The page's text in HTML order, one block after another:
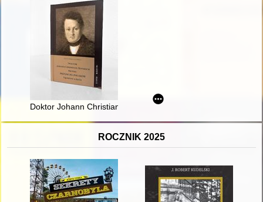
Doktor Johann Christian Heinrich Metzig : przyjaciel Polaków :
ROCZNIK 2025